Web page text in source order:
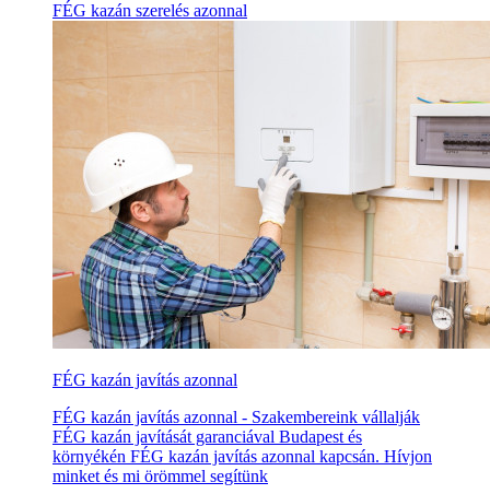
FÉG kazán szerelés azonnal
FÉG kazán javítás azonnal
FÉG kazán javítás azonnal - Szakembereink vállalják
FÉG kazán javítását garanciával Budapest és
környékén FÉG kazán javítás azonnal kapcsán. Hívjon
minket és mi örömmel segítünk